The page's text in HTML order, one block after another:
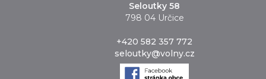
Seloutky 58
798 04 Určice
+420 582 357 772
seloutky@volny.cz